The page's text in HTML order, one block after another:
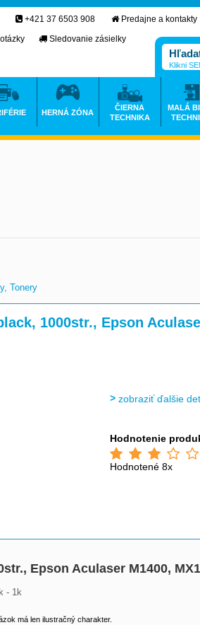
Tonery
1000str., Epson
zobraziť ďalšie
Hodnotenie
Hodnotené 8x
Epson Aculaser M1400,
- 1k
má len ilustračný charakter.
+421 37 6503 908
Predajne a kontakty
Sledovanie zásielky
Klikni
HERNÁ ZÓNA
ČIERNA
TECHNIKA
MALÁ